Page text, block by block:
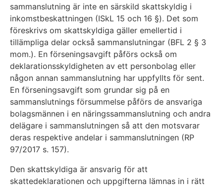
sammanslutning är inte en särskild skattskyldig i
inkomstbeskattningen (ISkL 15 och 16 §). Det som
föreskrivs om skattskyldiga gäller emellertid i
tillämpliga delar också sammanslutningar (BFL 2 § 3
mom.). En förseningsavgift påförs också om
deklarationsskyldigheten av ett personbolag eller
någon annan sammanslutning har uppfyllts för sent.
En förseningsavgift som grundar sig på en
sammanslutnings försummelse påförs de ansvariga
bolagsmännen i en näringssammanslutning och andra
delägare i sammanslutningen så att den motsvarar
deras respektive andelar i sammanslutningen (RP
97/2017 s. 157).
Den skattskyldiga är ansvarig för att
skattedeklarationen och uppgifterna lämnas in i rätt